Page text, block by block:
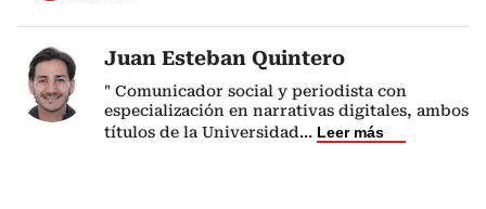
Juan Esteban Quintero
" Comunicador social y periodista con
especialización en narrativas digitales, ambos
títulos de la Universidad... Leer más